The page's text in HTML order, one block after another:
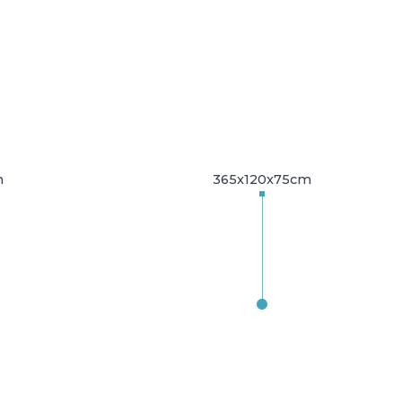
365x120x75cm